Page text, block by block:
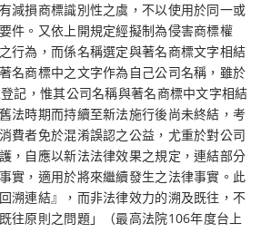
減損商標識別性之虞，不以使用於同一或
件。又依上開規定經擬制為侵害商標權
行為，而係名稱選定與著名商標文字相結
名商標中之文字作為自己公司名稱，雖於
記，惟其公司名稱與著名商標中文字相結
法時期而持續至新法施行後尚未終結，考
費者免於混淆誤認之公益，尤重於對公司
，自應以新法法律效果之規定，連結部分
實，適用於將來繼續發生之法律事實。此
溯連結』，而非法律效力的溯及既往，不
往原則之問題」（最高法院106年度台上